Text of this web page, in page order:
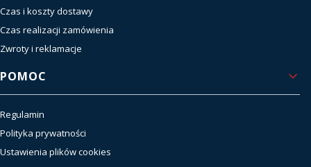
Czas i koszty dostawy
Czas realizacji zamówienia
Zwroty i reklamacje
POMOC
Regulamin
Polityka prywatności
Ustawienia plików cookies